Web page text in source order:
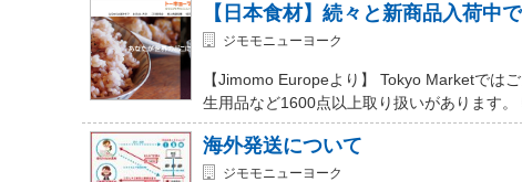
【日本食材】続々と新商品入荷中で
ジモモニューヨーク
【Jimomo Europeより】 Tokyo Marketでは
生用品など1600点以上取り扱いがあります
海外発送について
ジモモニューヨーク